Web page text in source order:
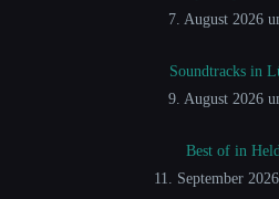
7. August 2026
Soundtracks in
9. August 2026
Best of in
11. September